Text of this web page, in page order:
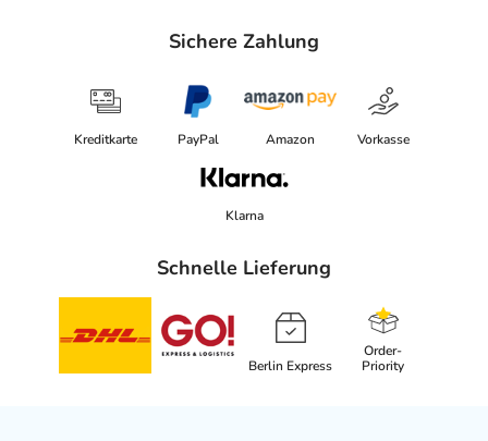
Sichere Zahlung
Kreditkarte PayPal Amazon Vorkasse
Klarna
Schnelle Lieferung
Berlin Express
Order-
Priority